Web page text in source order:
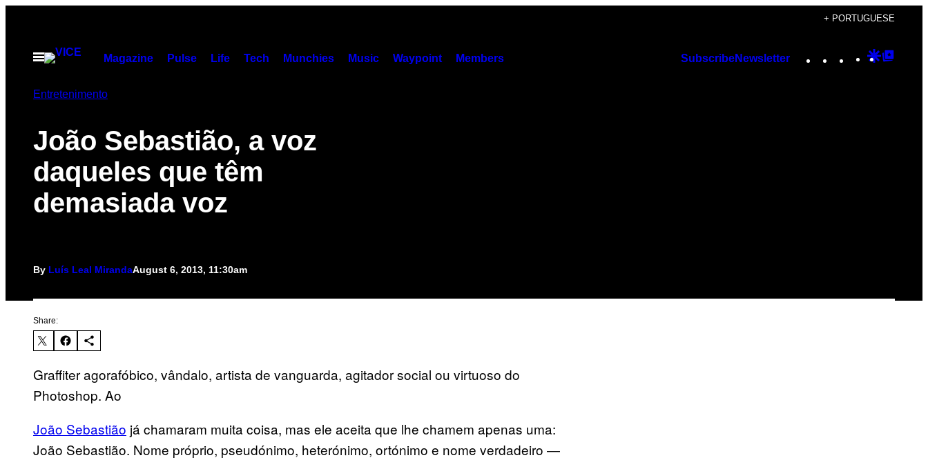
content
+ PORTUGUESE
Open
Magazine Pulse Life Tech Munchies Music Waypoint Members SubscribeNewsletter Instagram
TikTok
YouTube
Google
Entretenimento
João Sebastião, a voz
daqueles que têm
demasiada voz
By Luís Leal MirandaAugust 6, 2013, 11:30am
Share:
Graffiter agorafóbico, vândalo, artista de vanguarda, agitador social ou virtuoso do
Photoshop. Ao
João Sebastião já chamaram muita coisa, mas ele aceita que lhe chamem apenas uma:
João Sebastião. Nome próprio, pseudónimo, heterónimo, ortónimo e nome verdadeiro —